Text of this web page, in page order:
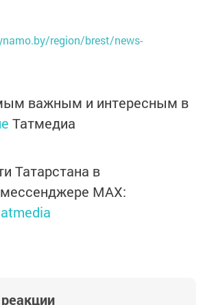
region/brest/news-
важным и интересным в
Татмедиа
Татарстана в
MАХ: